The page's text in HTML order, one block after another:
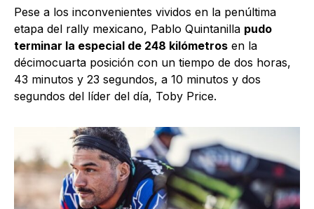
Pese a los inconvenientes vividos en la penúltima
etapa del rally mexicano, Pablo Quintanilla pudo
terminar la especial de 248 kilómetros en la
décimocuarta posición con un tiempo de dos horas,
43 minutos y 23 segundos, a 10 minutos y dos
segundos del líder del día, Toby Price.